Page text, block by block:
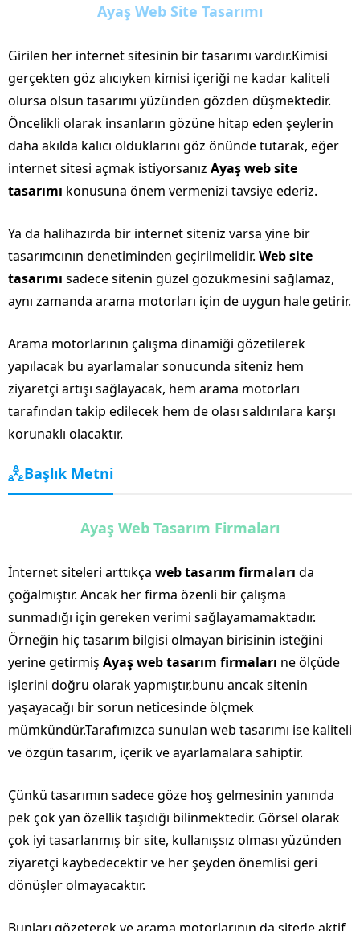
Ayaş Web Site Tasarımı
Girilen her internet sitesinin bir tasarımı vardır.Kimisi
gerçekten göz alıcıyken kimisi içeriği ne kadar kaliteli
olursa olsun tasarımı yüzünden gözden düşmektedir.
Öncelikli olarak insanların gözüne hitap eden şeylerin
daha akılda kalıcı olduklarını göz önünde tutarak, eğer
internet sitesi açmak istiyorsanız Ayaş web site
tasarımı konusuna önem vermenizi tavsiye ederiz.
Ya da halihazırda bir internet siteniz varsa yine bir
tasarımcının denetiminden geçirilmelidir. Web site
tasarımı sadece sitenin güzel gözükmesini sağlamaz,
aynı zamanda arama motorları için de uygun hale getirir.
Arama motorlarının çalışma dinamiği gözetilerek
yapılacak bu ayarlamalar sonucunda siteniz hem
ziyaretçi artışı sağlayacak, hem arama motorları
tarafından takip edilecek hem de olası saldırılara karşı
korunaklı olacaktır.
Başlık Metni
Ayaş Web Tasarım Firmaları
İnternet siteleri arttıkça web tasarım firmaları da
çoğalmıştır. Ancak her firma özenli bir çalışma
sunmadığı için gereken verimi sağlayamamaktadır.
Örneğin hiç tasarım bilgisi olmayan birisinin isteğini
yerine getirmiş Ayaş web tasarım firmaları ne ölçüde
işlerini doğru olarak yapmıştır,bunu ancak sitenin
yaşayacağı bir sorun neticesinde ölçmek
mümkündür.Tarafımızca sunulan web tasarımı ise kaliteli
ve özgün tasarım, içerik ve ayarlamalara sahiptir.
Çünkü tasarımın sadece göze hoş gelmesinin yanında
pek çok yan özellik taşıdığı bilinmektedir. Görsel olarak
çok iyi tasarlanmış bir site, kullanışsız olması yüzünden
ziyaretçi kaybedecektir ve her şeyden önemlisi geri
dönüşler olmayacaktır.